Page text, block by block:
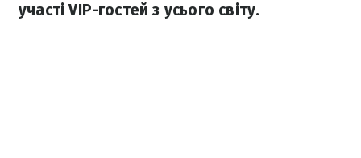
участі VIP-гостей з усього світу.